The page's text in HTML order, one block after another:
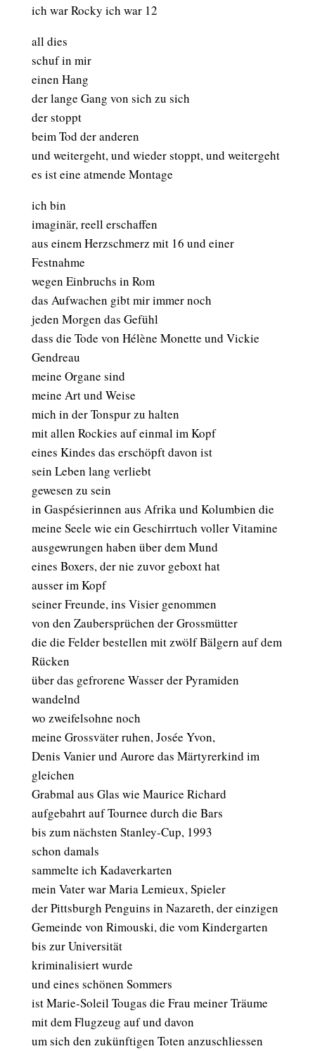
ich war Rocky ich war 12
all dies
schuf in mir
einen Hang
der lange Gang von sich zu sich
der stoppt
beim Tod der anderen
und weitergeht, und wieder stoppt, und weitergeht
es ist eine atmende Montage
ich bin
imaginär, reell erschaffen
aus einem Herzschmerz mit 16 und einer
Festnahme
wegen Einbruchs in Rom
das Aufwachen gibt mir immer noch
jeden Morgen das Gefühl
dass die Tode von Hélène Monette und Vickie
Gendreau
meine Organe sind
meine Art und Weise
mich in der Tonspur zu halten
mit allen Rockies auf einmal im Kopf
eines Kindes das erschöpft davon ist
sein Leben lang verliebt
gewesen zu sein
in Gaspésierinnen aus Afrika und Kolumbien die
meine Seele wie ein Geschirrtuch voller Vitamine
ausgewrungen haben über dem Mund
eines Boxers, der nie zuvor geboxt hat
ausser im Kopf
seiner Freunde, ins Visier genommen
von den Zaubersprüchen der Grossmütter
die die Felder bestellen mit zwölf Bälgern auf dem
Rücken
über das gefrorene Wasser der Pyramiden
wandelnd
wo zweifelsohne noch
meine Grossväter ruhen, Josée Yvon,
Denis Vanier und Aurore das Märtyrerkind im
gleichen
Grabmal aus Glas wie Maurice Richard
aufgebahrt auf Tournee durch die Bars
bis zum nächsten Stanley-Cup, 1993
schon damals
sammelte ich Kadaverkarten
mein Vater war Maria Lemieux, Spieler
der Pittsburgh Penguins in Nazareth, der einzigen
Gemeinde von Rimouski, die vom Kindergarten
bis zur Universität
kriminalisiert wurde
und eines schönen Sommers
ist Marie-Soleil Tougas die Frau meiner Träume
mit dem Flugzeug auf und davon
um sich den zukünftigen Toten anzuschliessen